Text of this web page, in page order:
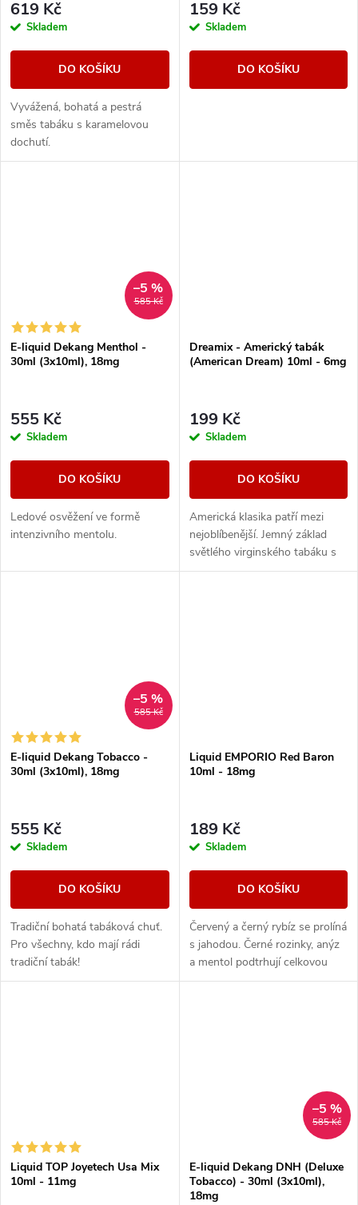
619 Kč
Skladem
DO KOŠÍKU
Vyvážená, bohatá a pestrá
směs tabáku s karamelovou
dochutí.
159 Kč
Skladem
DO KOŠÍKU
585 Kč
–5 %
E-liquid Dekang Menthol -
30ml (3x10ml), 18mg
555 Kč
Skladem
DO KOŠÍKU
Ledové osvěžení ve formě
intenzivního mentolu.
Dreamix - Americký tabák
(American Dream) 10ml - 6mg
199 Kč
Skladem
DO KOŠÍKU
Americká klasika patří mezi
nejoblíbenější. Jemný základ
světlého virginského tabáku s
sebou nese nenápadné lehce
585 Kč
–5 %
E-liquid Dekang Tobacco -
30ml (3x10ml), 18mg
555 Kč
Skladem
DO KOŠÍKU
Tradiční bohatá tabáková chuť.
Pro všechny, kdo mají rádi
tradiční tabák!
Liquid EMPORIO Red Baron
10ml - 18mg
189 Kč
Skladem
DO KOŠÍKU
Červený a černý rybíz se prolíná
s jahodou. Černé rozinky, anýz
a mentol podtrhují celkovou
kompozici.
Liquid TOP Joyetech Usa Mix
10ml - 11mg
585 Kč
–5 %
E-liquid Dekang DNH (Deluxe
Tobacco) - 30ml (3x10ml),
18mg